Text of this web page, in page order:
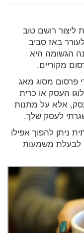
רושם טוב
באז סביב
הגשומה היא
מקוריים.
פרסום מסוג מאג
העסק או כרית
אלא על מתנות
לעסק שלך.
ניתן להפוך אפילו
לבעלת משמעות